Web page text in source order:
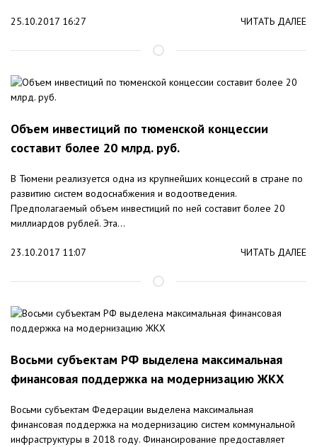
25.10.2017 16:27 ЧИТАТЬ ДАЛЕЕ
Объем инвестиций по тюменской концессии
составит более 20 млрд. руб.
В Тюмени реализуется одна из крупнейших концессий в стране по
развитию систем водоснабжения и водоотведения.
Предполагаемый объем инвестиций по ней составит более 20
миллиардов рублей. Эта...
23.10.2017 11:07 ЧИТАТЬ ДАЛЕЕ
Восьми субъектам РФ выделена максимальная
финансовая поддержка на модернизацию ЖКХ
Восьми субъектам Федерации выделена максимальная
финансовая поддержка на модернизацию систем коммунальной
инфраструктуры в 2018 году. Финансирование предоставляет